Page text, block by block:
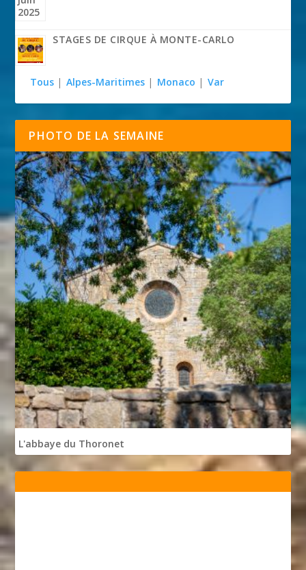
STAGES DE CIRQUE À MONTE-CARLO
Tous | Alpes-Maritimes | Monaco | Var
PHOTO DE LA SEMAINE
L'abbaye du Thoronet